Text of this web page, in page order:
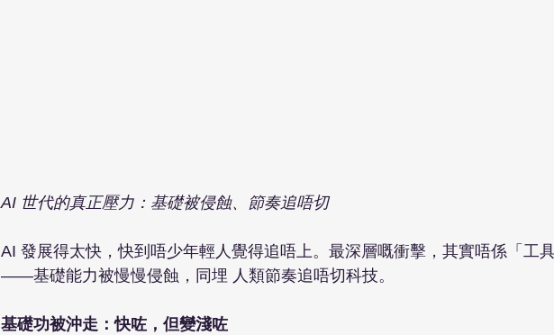
AI 世代的真正壓力：基礎被侵蝕、節奏追唔切
AI 發展得太快，快到唔少年輕人覺得追唔上。最深層嘅衝擊，其實唔係「工
——基礎能力被慢慢侵蝕，同埋 人類節奏追唔切科技。
基礎功被沖走：快咗，但變淺咗